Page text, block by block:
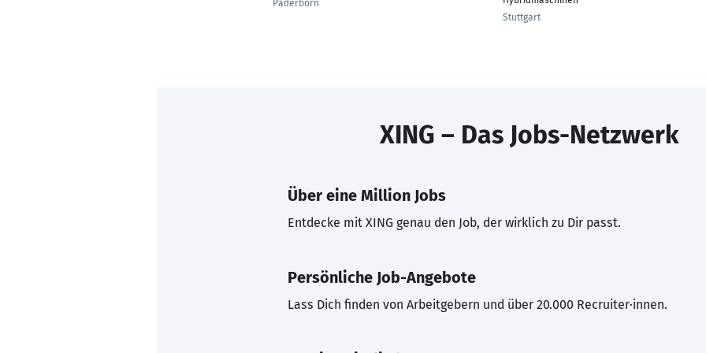
Paderborn
Stuttgart
XING – Das Jobs-Netzwerk
Über eine Million Jobs
Entdecke mit XING genau den Job, der wirklich zu Dir passt.
Persönliche Job-Angebote
Lass Dich finden von Arbeitgebern und über 20.000 Recruiter·innen.